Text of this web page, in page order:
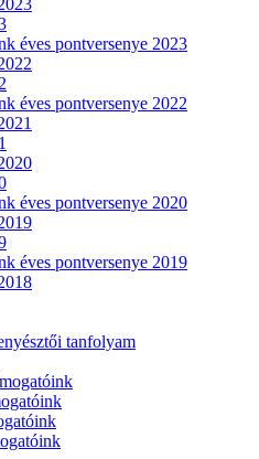
éves pontversenye 2023
éves pontversenye 2022
éves pontversenye 2020
éves pontversenye 2019
tanfolyam